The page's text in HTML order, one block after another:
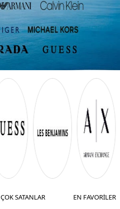
ÇOK SATANLAR EN FAVORİLER